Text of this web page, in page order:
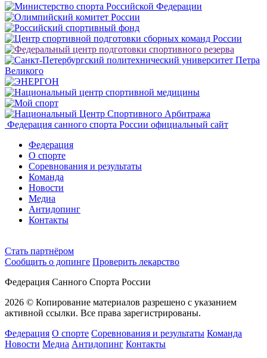
Федерация санного спорта России официальный сайт
Федерация
О спорте
Соревнования и результаты
Команда
Новости
Медиа
Антидопинг
Контакты
Cтать партнёром
Сообщить о допинге Проверить лекарство
Федерация Санного Спорта России
2026 © Копирование материалов разрешено с указанием
активной ссылки. Все права зарегистрированы.
Федерация О спорте Соревнования и результаты Команда
Новости Медиа Антидопинг Контакты